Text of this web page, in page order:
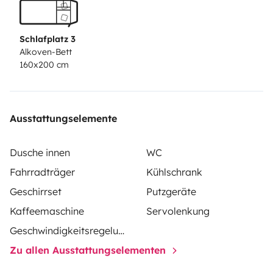
Schlafplatz 3
Alkoven-Bett
160x200 cm
Ausstattungselemente
Dusche innen
WC
Fahrradträger
Kühlschrank
Geschirrset
Putzgeräte
Kaffeemaschine
Servolenkung
Geschwindigkeitsregelung
Zu allen Ausstattungselementen